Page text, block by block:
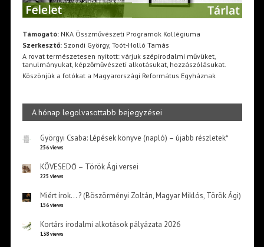
Támogató:NKA Összművészeti Programok Kollégiuma
Szerkesztő:Szondi György, Toót-Holló Tamás
A rovat természetesen nyitott: várjuk szépirodalmi művüket,
tanulmányukat, képzőművészeti alkotásukat, hozzászólásukat.
Köszönjük a fotókat a Magyarországi Református Egyháznak
A hónap legolvasottabb bejegyzései
Györgyi Csaba: Lépések könyve (napló) – újabb részletek*
256 views
KÖVESEDŐ – Török Ági versei
225 views
Miért írok… ? (Böszörményi Zoltán, Magyar Miklós, Török Ági)
156 views
Kortárs irodalmi alkotások pályázata 2026
138 views